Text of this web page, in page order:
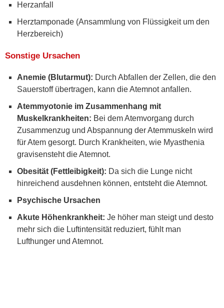
Herzanfall
Herztamponade (Ansammlung von Flüssigkeit um den
Herzbereich)
Sonstige Ursachen
Anemie (Blutarmut): Durch Abfallen der Zellen, die den
Sauerstoff übertragen, kann die Atemnot anfallen.
Atemmyotonie im Zusammenhang mit
Muskelkrankheiten: Bei dem Atemvorgang durch
Zusammenzug und Abspannung der Atemmuskeln wird
für Atem gesorgt. Durch Krankheiten, wie Myasthenia
gravisensteht die Atemnot.
Obesität (Fettleibigkeit): Da sich die Lunge nicht
hinreichend ausdehnen können, entsteht die Atemnot.
Psychische Ursachen
Akute Höhenkrankheit: Je höher man steigt und desto
mehr sich die Luftintensität reduziert, fühlt man
Lufthunger und Atemnot.